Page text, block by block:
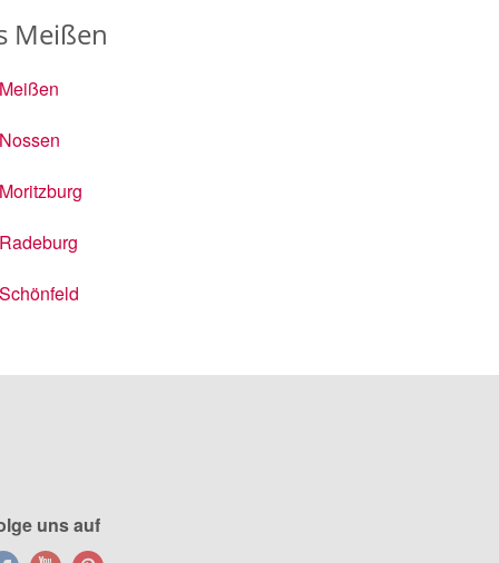
Meißen
Meißen
Nossen
Moritzburg
Radeburg
Schönfeld
uns auf